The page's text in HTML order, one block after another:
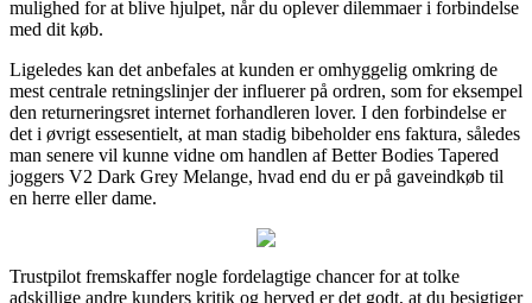
mulighed for at blive hjulpet, når du oplever dilemmaer i forbindelse
med dit køb.
Ligeledes kan det anbefales at kunden er omhyggelig omkring de
mest centrale retningslinjer der influerer på ordren, som for eksempel
den returneringsret internet forhandleren lover. I den forbindelse er
det i øvrigt essesentielt, at man stadig bibeholder ens faktura, således
man senere vil kunne vidne om handlen af Better Bodies Tapered
joggers V2 Dark Grey Melange, hvad end du er på gaveindkøb til
en herre eller dame.
Trustpilot fremskaffer nogle fordelagtige chancer for at tolke
adskillige andre kunders kritik og herved er det godt, at du besigtiger